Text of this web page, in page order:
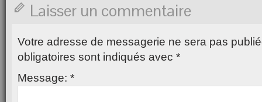
Laisser un commentaire
Votre adresse de messagerie ne sera pas
obligatoires sont indiqués avec *
Message: *